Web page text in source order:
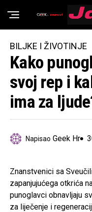
BILJKE I ŽIVOTINJE
Kako
svoj rep i
ima za
Napisao Geek Hr
Znanstvenici sa
zapanjujućega otkrića
punoglavci obnavljaju
za liječenje i